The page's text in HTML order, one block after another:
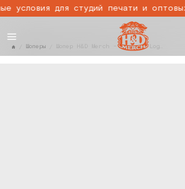
условия для студий печати и оптовых
Шоперы